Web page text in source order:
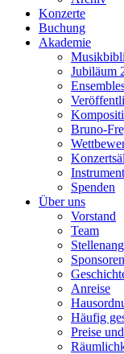
Konzerte
Buchung
Akademie
Jubiläum
Bruno-
Spenden
Über uns
Vorstand
Team
Sponsoren
Anreise
Häufig
Preise